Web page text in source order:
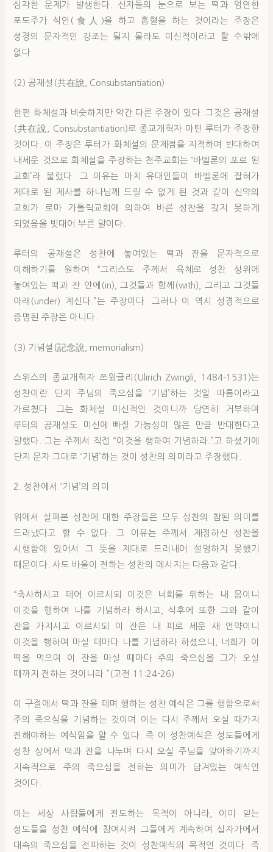
심각한 문제가 발생한다. 신자들의 눈으로 보는 떡과 엄연한
포도주가 식인(食人)을 하고 흡혈을 하는 것이라는 주장은
성경의 문자적인 강조는 될지 몰라도 미신적이라고 할 수밖에
없다.
(2) 공재설(共在說, Consubstantiation)
한편 화체설과 비슷하지만 약간 다른 주장이 있다. 그것은 공재설
(共在說, Consubstantiation)로 종교개혁자 마틴 루터가 주장한
것이다. 이 주장은 루터가 화체설의 문제점을 지적하며 반대하여
내세운 것으로 화체설을 주장하는 천주교회는 ‘바벨론의 포로 된
교회’라 불렀다. 그 이유는 마치 유대인들이 바벨론에 잡혀가
제대로 된 제사를 하나님께 드릴 수 없게 된 것과 같이 신약의
교회가 로마 가톨릭교회에 의하여 바른 성찬을 갖지 못하게
되었음을 빗대어 부른 말이다.
루터의 공재설은 성찬에 놓여있는 떡과 잔을 문자적으로
이해하기를 원하여 “그리스도 주께서 육체로 성찬 상위에
놓여있는 떡과 잔 안에(in), 그것들과 함께(with), 그리고 그것들
아래(under) 계신다.”는 주장이다. 그러나 이 역시 성경적으로
증명된 주장은 아니다.
(3) 기념설(記念說, memorialism)
스위스의 종교개혁자 쯔윙글리(Ulirich Zwingli, 1484-1531)는
성찬이란 단지 주님의 죽으심을 ‘기념’하는 것일 따름이라고
가르쳤다. 그는 화체설 미신적인 것이니까 당연히 거부하며
루터의 공재설도 미신에 빠질 가능성이 많은 만큼 반대한다고
말했다. 그는 주께서 직접 “이것을 행하여 기념하라.”고 하셨기에
단지 문자 그대로 ‘기념’하는 것이 성찬의 의미라고 주장했다.
2. 성찬에서 ‘기념’의 의미
위에서 살펴본 성찬에 대한 주장들은 모두 성찬의 참된 의미를
드러냈다고 할 수 없다. 그 이유는 주께서 제정하신 성찬을
시행함에 있어서 그 뜻을 제대로 드러내어 설명하지 못했기
때문이다. 사도 바울이 전하는 성찬의 메시지는 다음과 같다.
“축사하시고 떼어 이르시되 이것은 너희를 위하는 내 몸이니
이것을 행하여 나를 기념하라 하시고, 식후에 또한 그와 같이
잔을 가지시고 이르시되 이 잔은 내 피로 세운 새 언약이니
이것을 행하여 마실 때마다 나를 기념하라 하셨으니, 너희가 이
떡을 먹으며 이 잔을 마실 때마다 주의 죽으심을 그가 오실
때까지 전하는 것이니라.”(고전 11:24-26)
이 구절에서 떡과 잔을 떼며 행하는 성찬 예식은 그를 행함으로써
주의 죽으심을 기념하는 것이며 이는 다시 주께서 오실 때가지
전해야하는 예식임을 알 수 있다. 즉 이 성찬예식은 성도들에게
성찬 상에서 떡과 잔을 나누며 다시 오실 주님을 맞아하기까지
지속적으로 주의 죽으심을 전하는 의미가 담겨있는 예식인
것이다.
이는 세상 사람들에게 전도하는 목적이 아니라, 이미 믿는
성도들을 성찬 예식에 참여시켜 그들에게 계속하여 십자가에서
대속의 죽으심을 전파하는 것이 성찬예식의 목적인 것이다. 즉